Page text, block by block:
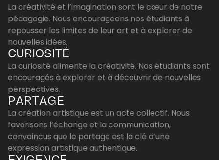
La créativité et l’imagination sont le cœur de notre
pédagogie. Nous encourageons nos étudiants à
repousser les limites de leur art et à explorer de
nouvelles idées.
CURIOSITÉ
La curiosité alimente la créativité. Nos étudiants sont
encouragés à explorer et à découvrir de nouvelles
perspectives.
PARTAGE
La création artistique est un acte collectif. Nous
favorisons l’échange et la communication,
convaincus que le partage est la clé d’une
expression artistique authentique.